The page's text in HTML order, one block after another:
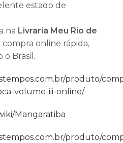
estado de
na Livraria Meu Rio de
compra online rápida,
o Brasil.
produto/
volume-iii-online/
Mangaratiba
produto/